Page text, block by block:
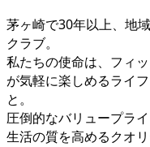
茅ヶ崎で30年以上、地
クラブ。
私たちの使命は、フィ
が気軽に楽しめるライ
と。
圧倒的なバリュープラ
生活の質を高めるクオ